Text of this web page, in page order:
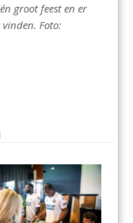
groot feest en er
Foto: